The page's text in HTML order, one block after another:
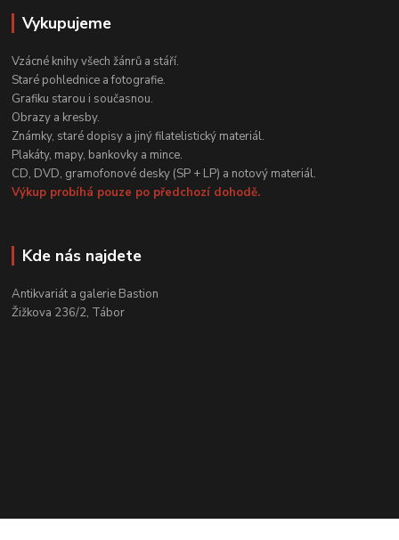
Vykupujeme
Vzácné knihy všech žánrů a stáří.
Staré pohlednice a fotografie.
Grafiku starou i současnou.
Obrazy a kresby.
Známky, staré dopisy a jiný filatelistický materiál.
Plakáty, mapy, bankovky a mince.
CD, DVD, gramofonové desky (SP + LP) a notový materiál.
Výkup probíhá pouze po předchozí dohodě.
Kde nás najdete
Antikvariát a galerie Bastion
Žižkova 236/2, Tábor